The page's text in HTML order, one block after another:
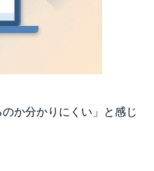
か分かりにくい」と感じ